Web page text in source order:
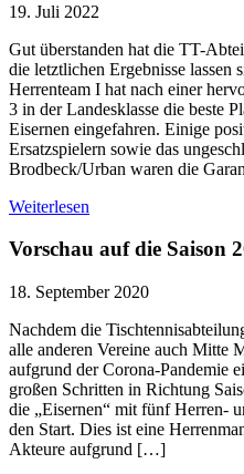
19. Juli 2022
Gut überstanden hat die TT-
die letztlichen Ergebnisse lassen
Herrenteam I hat nach einer
3 in der Landesklasse die beste
Eisernen eingefahren. Einige
Ersatzspielern sowie das
Brodbeck/Urban waren die
Weiterlesen
Vorschau auf die Saison
18. September 2020
Nachdem die
alle anderen Vereine auch Mitte
aufgrund der Corona-Pandemie
großen Schritten in Richtung
die „Eisernen“ mit fünf Herren-
den Start. Dies ist eine
Akteure aufgrund […]